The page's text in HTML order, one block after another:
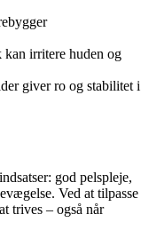
irritere huden og
giver ro og stabilitet i
god pelspleje,
Ved at tilpasse
trives – også når